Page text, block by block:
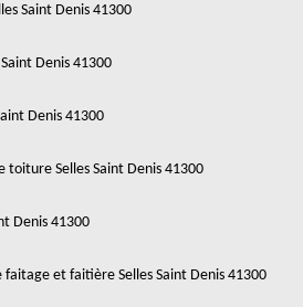
Saint Denis 41300
Denis 41300
Denis 41300
toiture Selles Saint Denis 41300
Denis 41300
et faitière Selles Saint Denis 41300